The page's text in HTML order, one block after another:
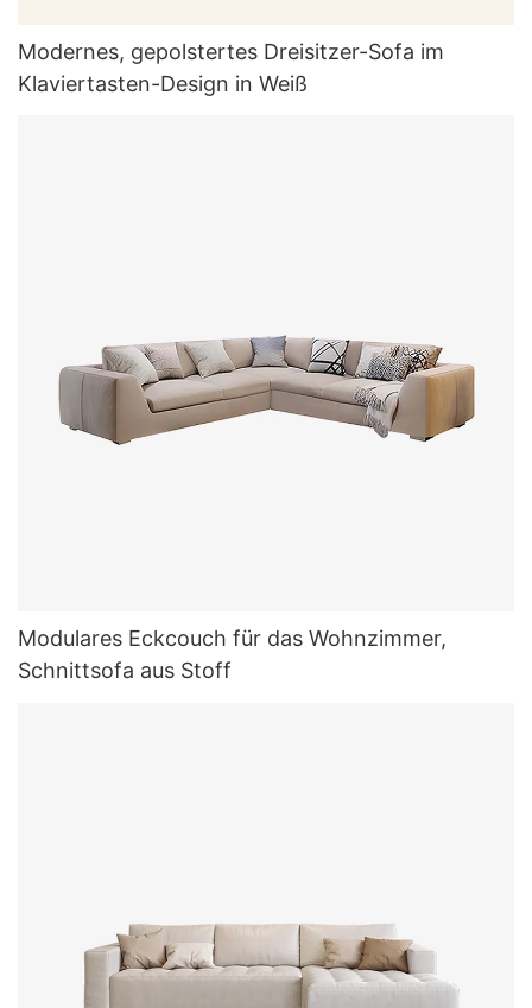
Modernes, gepolstertes Dreisitzer-Sofa im
Klaviertasten-Design in Weiß
Modulares Eckcouch für das Wohnzimmer,
Schnittsofa aus Stoff